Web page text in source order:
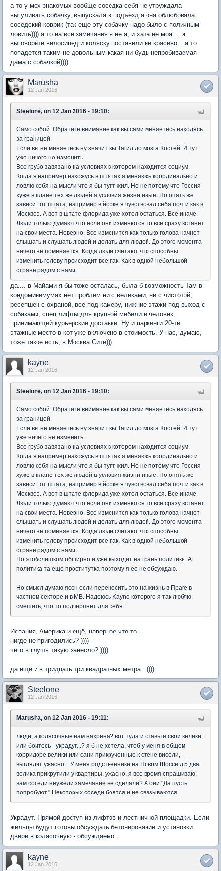
а то у мох знакомых вообще соседка себя не утруждала
выгуливать собачку, выпускала в подъезд а она облюбовала
соседский коврик (так еще эту собачку надо было с поличным
ловить)))) а то на все замечания я не я, и хата не моя ... а
выговорите велосипед и коляску поставили не красиво... а то
попадется таким не довольным какая ни будь непробиваемая
дама с собачкой))))
Marusha
12 Jan 2016
Steelone, on 12 Jan 2016 - 19:10:
Само собой. Обратите внимание как вы сами меняетесь находясь
за границей.
Если вы не меняетесь ну значит вы Тагил до мозга Костей. И тут
уже ничего не изменить
Все грубо завязано на условиях в котором находится социум.
Когда я например нахожусь в штатах я меняюсь координально и
ловлю себя на мысли что я бы тутт жил. Но не потому что Россия
хуже в плане тех же людей а условия жизни иные. Но опять же
зависит от штата, например в йорке я чувствовал себя почти как в
Москвее. А вот в штате флорида уже хотел остаться. Все иначе.
Люди только думают что если они изменются то все сразу встанет
на свои места. Неверно. Все изменится как только голова начнет
слышать и слушать людей и делать для людей. До этого момента
ничего не поменяется. Когда люди считают что способны
изменить голову происходит все так. Как в одной небольшой
стране рядом с нами.
да.... в Майами я бы тоже осталась, была б возможность Там в
кондоминимумах нет проблем ни с великами, ни с чистотой,
ресепшен с охраной, все под камеру, нижние этажи под выход с
собаками, спец лифты для крупной мебели и человек,
принимающий курьерские доставки. Ну и паркинги 20-ти
этажные,место в кот уже включено в стоимость. У нас, думаю,
тоже такое есть, в Москва Сити)))
kayne
12 Jan 2016
Steelone, on 12 Jan 2016 - 19:10:
Само собой. Обратите внимание как вы сами меняетесь находясь
за границей.
Если вы не меняетесь ну значит вы Тагил до мозга Костей. И тут
уже ничего не изменить
Все грубо завязано на условиях в котором находится социум.
Когда я например нахожусь в штатах я меняюсь координально и
ловлю себя на мысли что я бы тутт жил. Но не потому что Россия
хуже в плане тех же людей а условия жизни иные. Но опять же
зависит от штата, например в йорке я чувствовал себя почти как в
Москвее. А вот в штате флорида уже хотел остаться. Все иначе.
Люди только думают что если они изменются то все сразу встанет
на свои места. Неверно. Все изменится как только голова начнет
слышать и слушать людей и делать для людей. До этого момента
ничего не поменяется. Когда люди считают что способны
изменить голову происходит все так. Как в одной небольшой
стране рядом с нами.
Но этобслишком обширно и уже выходит на грань политики. А
политика та еще проститутка поэтому я ее не обсуждаю.
Но смысл думаю ясен если переносить это на жизнь в Праге в
частном секторе и в МВ. Надеюсь Kayne которого я так люблю
смешить, что то подчерпнет для себя.
Испания, Америка и ещё, наверное что-то...
нигде не пригодились? ))))
чего в глушь такую занесло? ))))
да ещё и в тридцать три квадратных метра...))))
Steelone
12 Jan 2016
Marusha, on 12 Jan 2016 - 19:11:
люди, а колясочные нам нахрена? вот туда и ставьте свои велики,
или боитесь - украдут...? я б не хотела, чтоб у меня в общем
корридоре велики или сани прикрученные к стене висели,
выглядит ужасно... У меня родственники на Новом Шоссе д.5 два
велика прикрутили у квартиры, ужасно, я все время спрашиваю,
вам соседи неужели замечание не сделали? А они "Да пусть
попробуют." Некоторых соседи боятся и не связываются.
Украдут. Прямой доступ из лифтов и лестничной площадки. Если
жильцы будут готовы обсуждать бетонирование и установки
двери в колясочную - обсуждаемо.
kayne
12 Jan 2016